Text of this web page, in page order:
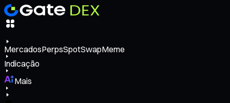
MercadosPerpsSpotSwapMeme
Indicação
Mais